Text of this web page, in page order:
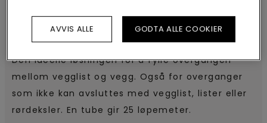
SPESIFIKASJONER
Den ideelle løsningen for å fylle overgangen
mellom vegglist og vegg. Også for overganger
som ikke kan avsluttes med vegglist, lister eller
rørdeksler. En tube gir 25 løpemeter.
AVVIS ALLE GODTA ALLE COOKIER